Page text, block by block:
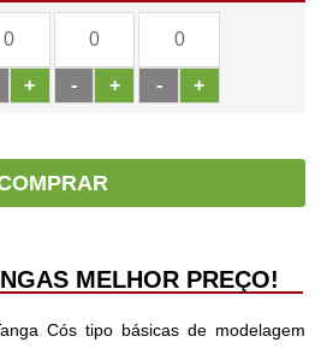
+ +
- +
-
MELHOR PREÇO!
Cós tipo básicas de modelagem